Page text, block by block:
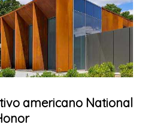
americano National